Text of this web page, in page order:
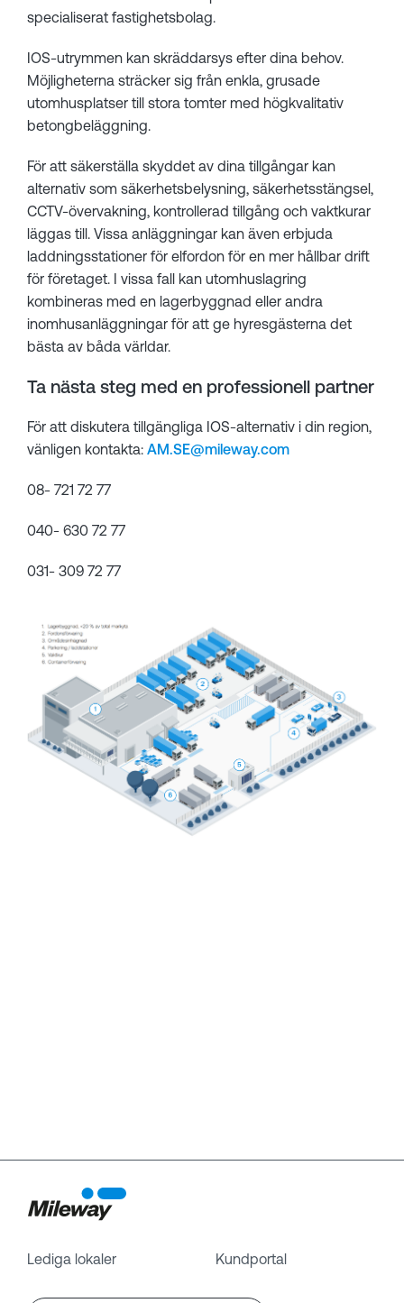
specialiserat fastighetsbolag.
IOS-utrymmen kan skräddarsys efter dina behov.
Möjligheterna sträcker sig från enkla, grusade
utomhusplatser till stora tomter med högkvalitativ
betongbeläggning.
För att säkerställa skyddet av dina tillgångar kan
alternativ som säkerhetsbelysning, säkerhetsstängsel,
CCTV-övervakning, kontrollerad tillgång och vaktkurar
läggas till. Vissa anläggningar kan även erbjuda
laddningsstationer för elfordon för en mer hållbar drift
för företaget. I vissa fall kan utomhuslagring
kombineras med en lagerbyggnad eller andra
inomhusanläggningar för att ge hyresgästerna det
bästa av båda världar.
Ta nästa steg med en professionell partner
För att diskutera tillgängliga IOS-alternativ i din region,
vänligen kontakta: AM.SE@mileway.com
08- 721 72 77
040- 630 72 77
031- 309 72 77
Lediga lokaler Kundportal